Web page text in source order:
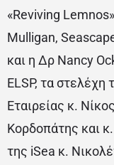
«Reviving
Mulligan,
και η Δρ Nancy
ELSP, τα στελέχη
Εταιρείας κ.
Κορδοπάτης και
της iSea κ.